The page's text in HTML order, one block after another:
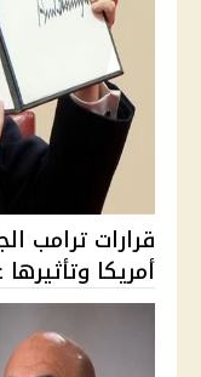
قرارات ترامب
أمريكا